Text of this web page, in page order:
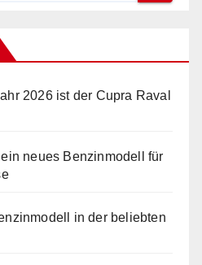
2026 ist der Cupra Raval
neues Benzinmodell für
in der beliebten